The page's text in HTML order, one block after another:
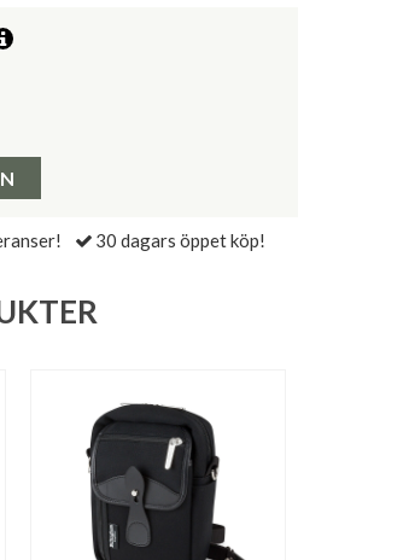
Pris:
30 dagars öppet köp!